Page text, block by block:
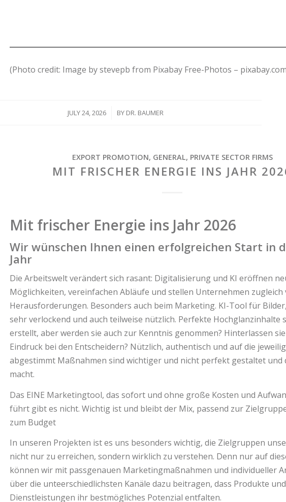
(Photo credit: Image by stevepb from Pixabay Free-Photos –
JULY 24, 2026
/ BY DR. BAUMER
EXPORT PROMOTION, GENERAL, PRIVATE SECTOR FIRMS
MIT FRISCHER ENERGIE INS JAHR
Mit frischer Energie ins Jahr 2026
Wir wünschen Ihnen einen erfolgreichen Start in
Jahr
Die Arbeitswelt verändert sich rasant: Digitalisierung und KI eröffnen
Möglichkeiten, vereinfachen Abläufe und stellen Unternehmen
Herausforderungen. Besonders auch beim Marketing. KI-Tool für
sehr verlockend und auch teilweise nützlich. Perfekte Hochglanzinhalte
erstellt, aber werden sie auch zur Kenntnis genommen? Hinterlassen
Eindruck bei den Entscheidern? Nützlich, authentisch und auf die
abgestimmt Maßnahmen sind wichtiger und nicht perfekt gestaltet und
macht.
Das EINE Marketingtool, das sofort und ohne große Kosten und
führt gibt es nicht. Wichtig ist und bleibt der Mix, passend zur
zum Budget
In unseren Projekten ist es uns besonders wichtig, die Zielgruppen
nicht nur zu erreichen, sondern wirklich zu verstehen. Denn nur auf
können wir mit passgenauen Marketingmaßnahmen und individueller
über die unteerschiedlichsten Kanäle dazu beitragen, dass Produkte und
Dienstleistungen ihr bestmögliches Potenzial entfalten.